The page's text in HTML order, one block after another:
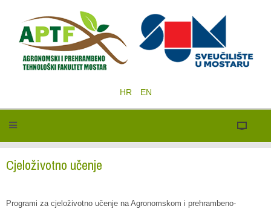
HR EN
Cjeloživotno učenje
Programi za cjeloživotno učenje na Agronomskom i prehrambeno-